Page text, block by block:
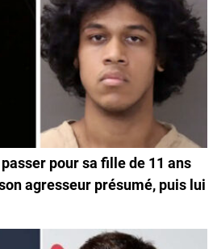
pour sa fille de 11 ans
agresseur présumé, puis lui